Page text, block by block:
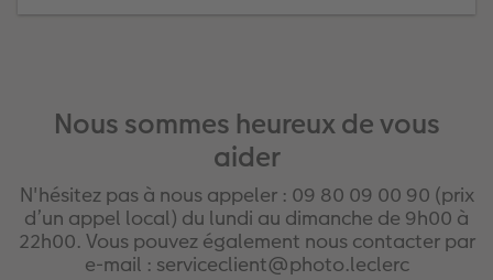
Nous sommes heureux de vous
aider
N'hésitez pas à nous appeler : 09 80 09 00 90 (prix
d’un appel local)​ du lundi au dimanche de 9h00 à
22h00. Vous pouvez également nous contacter par
e-mail : serviceclient@photo.leclerc